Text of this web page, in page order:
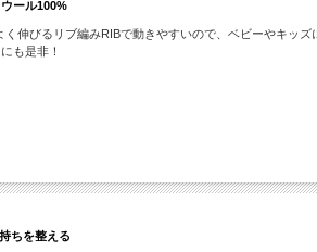
ール100%
伸びるリブ編みRIBで動きやすいので、ベビーやキ
も是非！
ちを整える